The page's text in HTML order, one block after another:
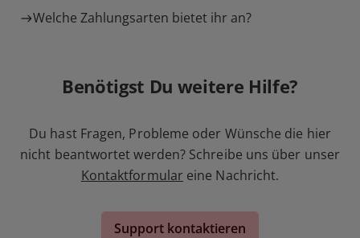
Welche Zahlungsarten bietet ihr an?
Benötigst Du weitere Hilfe?
Du hast Fragen, Probleme oder Wünsche die hier
nicht beantwortet werden? Schreibe uns über unser
Kontaktformular eine Nachricht.
Support kontaktieren